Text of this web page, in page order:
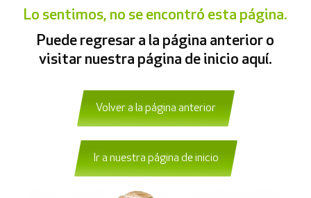
Lo sentimos, no se encontró esta página.
Puede regresar a la página anterior o
visitar nuestra página de inicio aquí.
Volver a la página anterior
Ir a nuestra página de inicio